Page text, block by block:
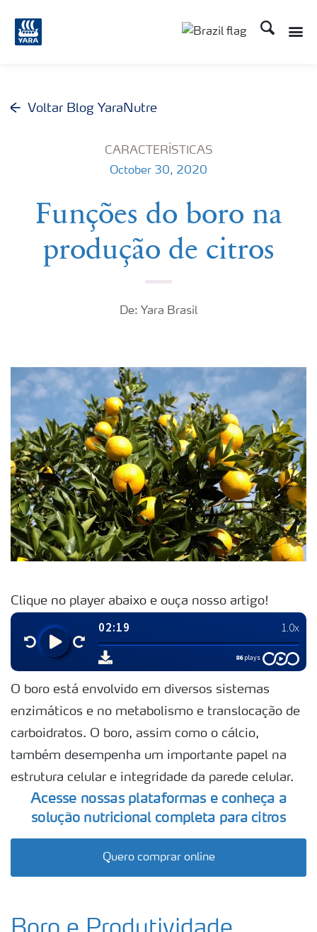
Busca
Voltar Blog YaraNutre
CARACTERÍSTICAS
October 30, 2020
Funções do boro na
produção de citros
De: Yara Brasil
Clique no player abaixo e ouça nosso artigo!
O boro está envolvido em diversos sistemas
enzimáticos e no metabolismo e translocação de
carboidratos. O boro, assim como o cálcio,
também desempenha um importante papel na
estrutura celular e integridade da parede celular.
Acesse nossas plataformas e conheça a
solução nutricional completa para citros
Quero comprar online